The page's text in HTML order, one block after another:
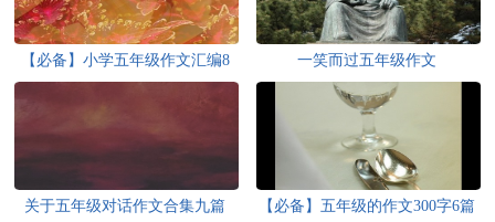
【必备】小学五年级作文汇编8
一笑而过五年级作文
关于五年级对话作文合集九篇 【必备】五年级的作文300字6篇